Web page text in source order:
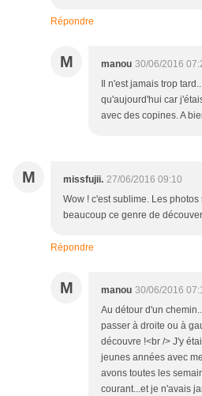
Répondre
M manou 30/06/2016
Il n'est jamais trop
qu'aujourd'hui car
avec des copines. A
M missfujii. 27/06/2016 09:10
Wow ! c'est sublime. Les
beaucoup ce genre de
Répondre
M manou 30/06/2016
Au détour d'un
passer à droite ou à
découvre !<br /> J'y
jeunes années avec
avons toutes les
courant...et je n'avais